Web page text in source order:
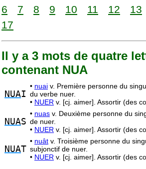
6
7 8 9 10 11 12 13
17
Il y a 3 mots de quatre
contenant NUA
NUAI
• nuai v. Première personne du
du verbe nuer.
• NUER v. [cj. aimer]. Assortir (des
NUAS
• nuas v. Deuxième personne du
de nuer.
• NUER v. [cj. aimer]. Assortir (des
NUAT
• nuât v. Troisième personne du
subjonctif de nuer.
• NUER v. [cj. aimer]. Assortir (des